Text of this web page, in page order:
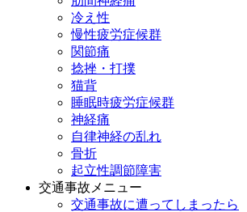
冷え性
慢性疲労症候群
関節痛
捻挫・打撲
猫背
睡眠時疲労症候群
神経痛
自律神経の乱れ
骨折
起立性調節障害
交通事故メニュー
交通事故に遭ってしまったら